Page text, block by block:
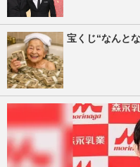
宝くじ“なんと